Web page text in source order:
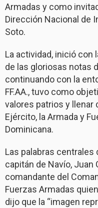
Armadas y como
Dirección Nacional de
Soto.
La actividad, inició con
de las gloriosas notas
continuando con la
FF.AA., tuvo como
valores patrios y llenar
Ejército, la Armada y
Dominicana.
Las palabras centrales
capitán de Navío, Juan
comandante del
Fuerzas Armadas
dijo que la “imagen